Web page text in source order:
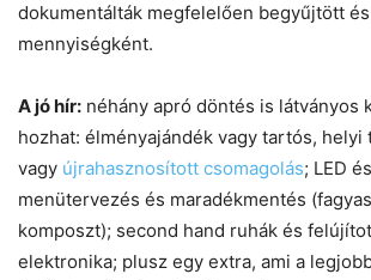
dokumentálták megfelelően begyűjtött
mennyiségként.
A jó hír: néhány apró döntés is látványos
hozhat: élményajándék vagy tartós, helyi
vagy újrahasznosított csomagolás; LED
menütervezés és maradékmentés
komposzt); second hand ruhák és
elektronika; plusz egy extra, ami a